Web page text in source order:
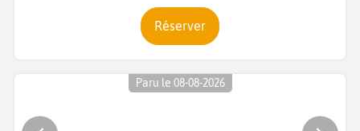
Réserver
Paru le 08-08-2026